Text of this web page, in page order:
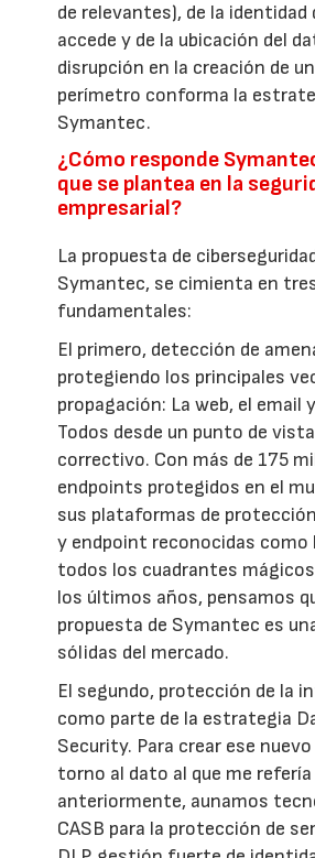
de relevantes), de la identidad
accede y de la ubicación del
disrupción en la creación de
perímetro conforma la
Symantec.
¿Cómo responde
que se plantea en la
empresarial?
La propuesta de
Symantec, se cimienta en
fundamentales:
El primero, detección de
protegiendo los principales
propagación: La web, el email
Todos desde un punto de
correctivo. Con más de 175
endpoints protegidos en el
sus plataformas de
y endpoint reconocidas como
todos los cuadrantes
los últimos años, pensamos
propuesta de Symantec es
sólidas del mercado.
El segundo, protección de la
como parte de la estrategia
Security. Para crear ese
torno al dato al que me refería
anteriormente, aunamos
CASB para la protección de